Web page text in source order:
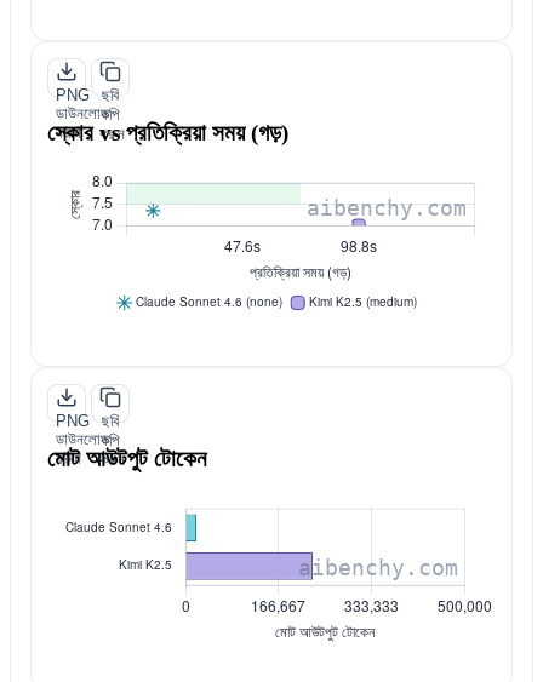
PNG
ডাউনলোড
করুন
ছবি
কপি
করুন
স্কোর vs প্রতিক্রিয়া সময় (গড়)
PNG
ডাউনলোড
করুন
ছবি
কপি
করুন
মোট আউটপুট টোকেন